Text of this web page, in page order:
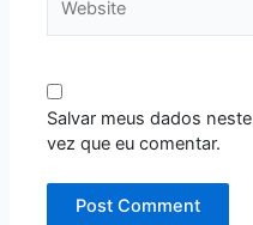
Salvar meus dados
vez que eu comentar.